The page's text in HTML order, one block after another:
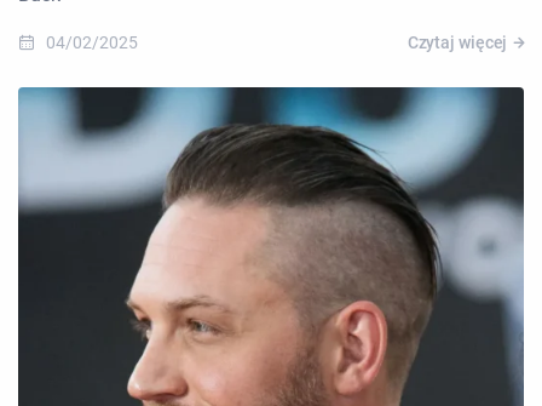
04/02/2025 Czytaj więcej